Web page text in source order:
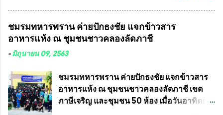
การเลือกตั้งจะดำเนินการจัดให้มีการเลือกตั้ง
ใหม่อีกครั้ง ประธานมูลนิธิธรรมาภิบาลและ
ต่อต้านทุจริต กล่าวต่ออีกว่า “นครเชียงใหม่
ต้องส่งเสริมให้ผู้นำในระดับต่างๆมีหลักธร
รมาภิบาลในการบริหารราชการแผ่นดิน คณะ
กรรมการการเลือกตั้งถือเป็นองค์กรอิสระตาม
อดีตนักเตะทีมชาติอนุญาตให้ลงแข่งขันได้ ทีม
แชมป์ได้รับ 150,000 บาท พร้อมได้สิทธิ์ไป
ทัวร์ต่างประเทศอีกด้วย ที่ห้องประชุม โรงทาน
ลพบุรี ท่านเจ้าคุณ พระราชวิสุทธิ ประชานาถ
(หลวงพ่อ อลงกต ) ในฐานะประธานมูลนิธิ
ประชานาถ และ ประธานอำนวยการจัดการ
ชมรมทหารพราน ค่ายปักธงชัย แจกข้าวสาร
อาหารแห้ง ณ​ ชุมชนชาวคลองลัดภาชี
-มิถุนายน 09, 2563
ชมรมทหารพราน ค่ายปักธงชัย แจกข้าวสาร
อาหารแห้ง ณ​ ชุมชนชาวคลองลัดภาชี เขต
ภาษีเจริญ และชุมชน 50 ห้อง เมื่อวันอาทิตย์ที่